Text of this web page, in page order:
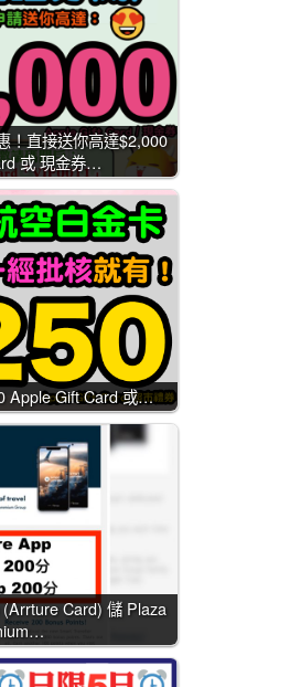
！直接送你高達$2,000
或 現金券…
Apple Gift Card 或…
Card) 儲 Plaza